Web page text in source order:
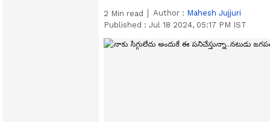
2 Min read Author : Mahesh Jujjuri
Published : Jul 18 2024, 05:17 PM IST